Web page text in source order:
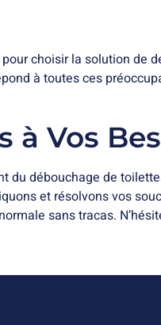
choisir la solution de
à toutes ces
à Vos
du débouchage de
et résolvons vos
sans tracas.